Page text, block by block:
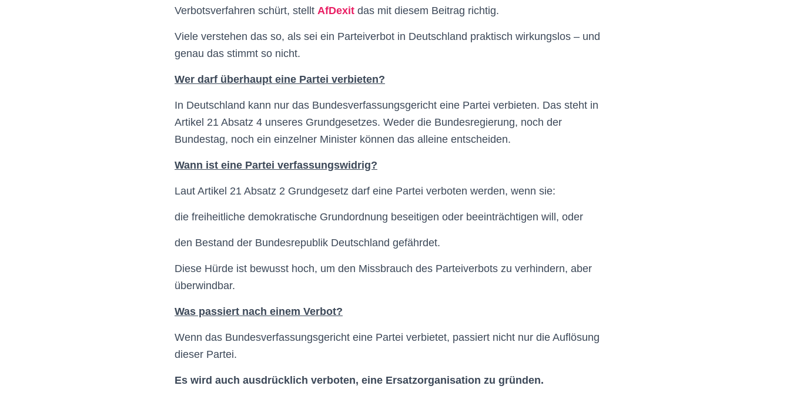
Verbotsverfahren schürt, stellt AfDexit das mit diesem Beitrag richtig.
Viele verstehen das so, als sei ein Parteiverbot in Deutschland praktisch wirkungslos – und
genau das stimmt so nicht.
Wer darf überhaupt eine Partei verbieten?
In Deutschland kann nur das Bundesverfassungsgericht eine Partei verbieten. Das steht in
Artikel 21 Absatz 4 unseres Grundgesetzes. Weder die Bundesregierung, noch der
Bundestag, noch ein einzelner Minister können das alleine entscheiden.
Wann ist eine Partei verfassungswidrig?
Laut Artikel 21 Absatz 2 Grundgesetz darf eine Partei verboten werden, wenn sie:
die freiheitliche demokratische Grundordnung beseitigen oder beeinträchtigen will, oder
den Bestand der Bundesrepublik Deutschland gefährdet.
Diese Hürde ist bewusst hoch, um den Missbrauch des Parteiverbots zu verhindern, aber
überwindbar.
Was passiert nach einem Verbot?
Wenn das Bundesverfassungsgericht eine Partei verbietet, passiert nicht nur die Auflösung
dieser Partei.
Es wird auch ausdrücklich verboten, eine Ersatzorganisation zu gründen.